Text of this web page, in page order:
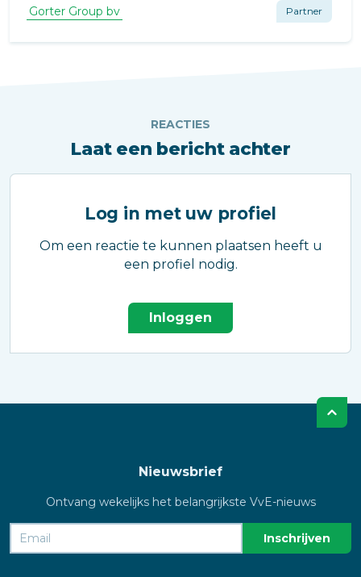
cruciale rol.
Gorter Group bv Partner
REACTIES
Laat een bericht achter
Log in met uw profiel
Om een reactie te kunnen plaatsen heeft u
een profiel nodig.
Inloggen
Nieuwsbrief
Ontvang wekelijks het belangrijkste VvE-nieuws